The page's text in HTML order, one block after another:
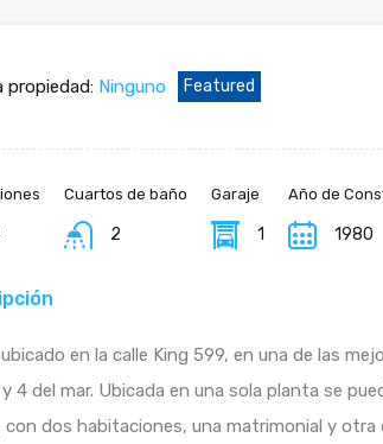
propiedad: Ninguno Featured
Cuartos de baño
2
Garaje
1
Año de
1980
en la calle King 599, en una de las
4 del mar. Ubicada en una sola planta se
con dos habitaciones, una matrimonial y